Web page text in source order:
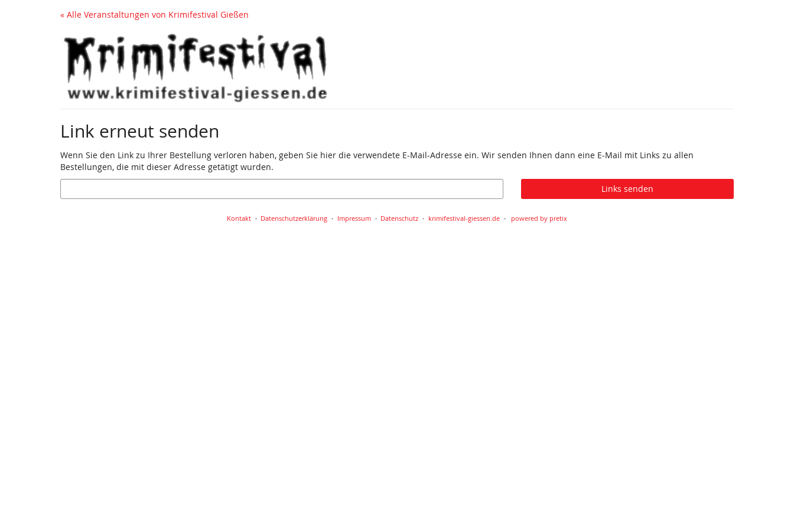
« Alle Veranstaltungen von Krimifestival Gießen
Link erneut senden
Wenn Sie den Link zu Ihrer Bestellung verloren haben, geben Sie hier die verwendete E-Mail-Adresse ein. Wir senden Ihnen dann eine E-Mail mit Links zu allen
Bestellungen, die mit dieser Adresse getätigt wurden.
E-
Mail
Links senden
Kontakt Datenschutzerklärung Impressum Datenschutz krimifestival-giessen.de powered by pretix